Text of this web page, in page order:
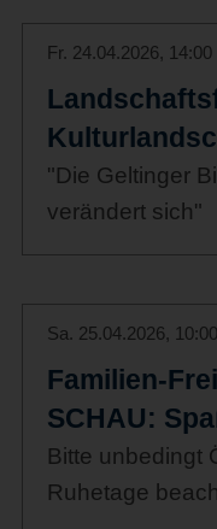
Fr. 24.04.2026,
"Die Geltinger
verändert sich"
Sa. 25.04.2026,
Familien-
SCHAU:
Bitte unbedingt
Ruhetage